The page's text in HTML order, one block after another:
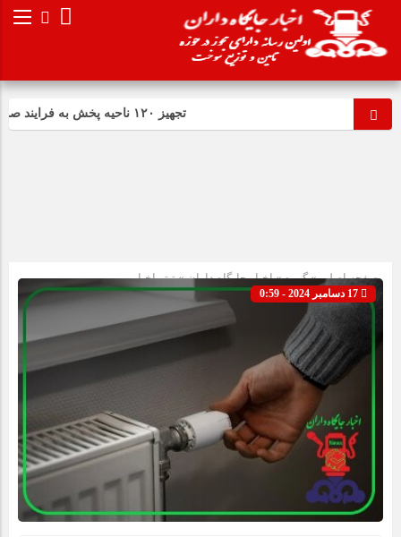
تجهیز ۱۲۰ ناحیه پخش به فرایند صدور آنی کارت سوخت
صفحه اصلی» گروه »اخبار جایگاه داران»تیتر اخبار